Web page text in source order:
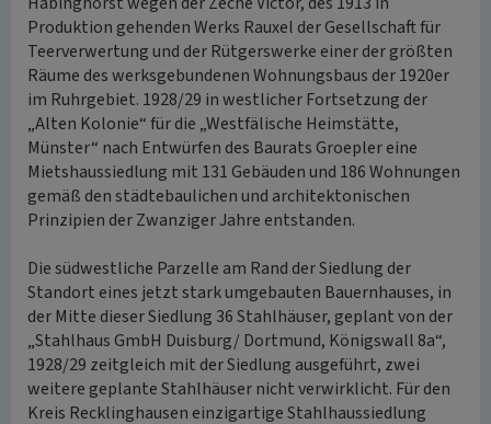
Produktion gehenden Werks Rauxel der Gesellschaft für
Teerverwertung und der Rütgerswerke einer der größten
Räume des werksgebundenen Wohnungsbaus der 1920er
im Ruhrgebiet. 1928/29 in westlicher Fortsetzung der
„Alten Kolonie“ für die „Westfälische Heimstätte,
Münster“ nach Entwürfen des Baurats Groepler eine
Mietshaussiedlung mit 131 Gebäuden und 186 Wohnungen
gemäß den städtebaulichen und architektonischen
Prinzipien der Zwanziger Jahre entstanden.
Die südwestliche Parzelle am Rand der Siedlung der
Standort eines jetzt stark umgebauten Bauernhauses, in
der Mitte dieser Siedlung 36 Stahlhäuser, geplant von der
„Stahlhaus GmbH Duisburg/ Dortmund, Königswall 8a“,
1928/29 zeitgleich mit der Siedlung ausgeführt, zwei
weitere geplante Stahlhäuser nicht verwirklicht. Für den
Kreis Recklinghausen einzigartige Stahlhaussiedlung